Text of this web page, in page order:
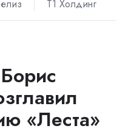
Т1 Холдинг
«Леста»